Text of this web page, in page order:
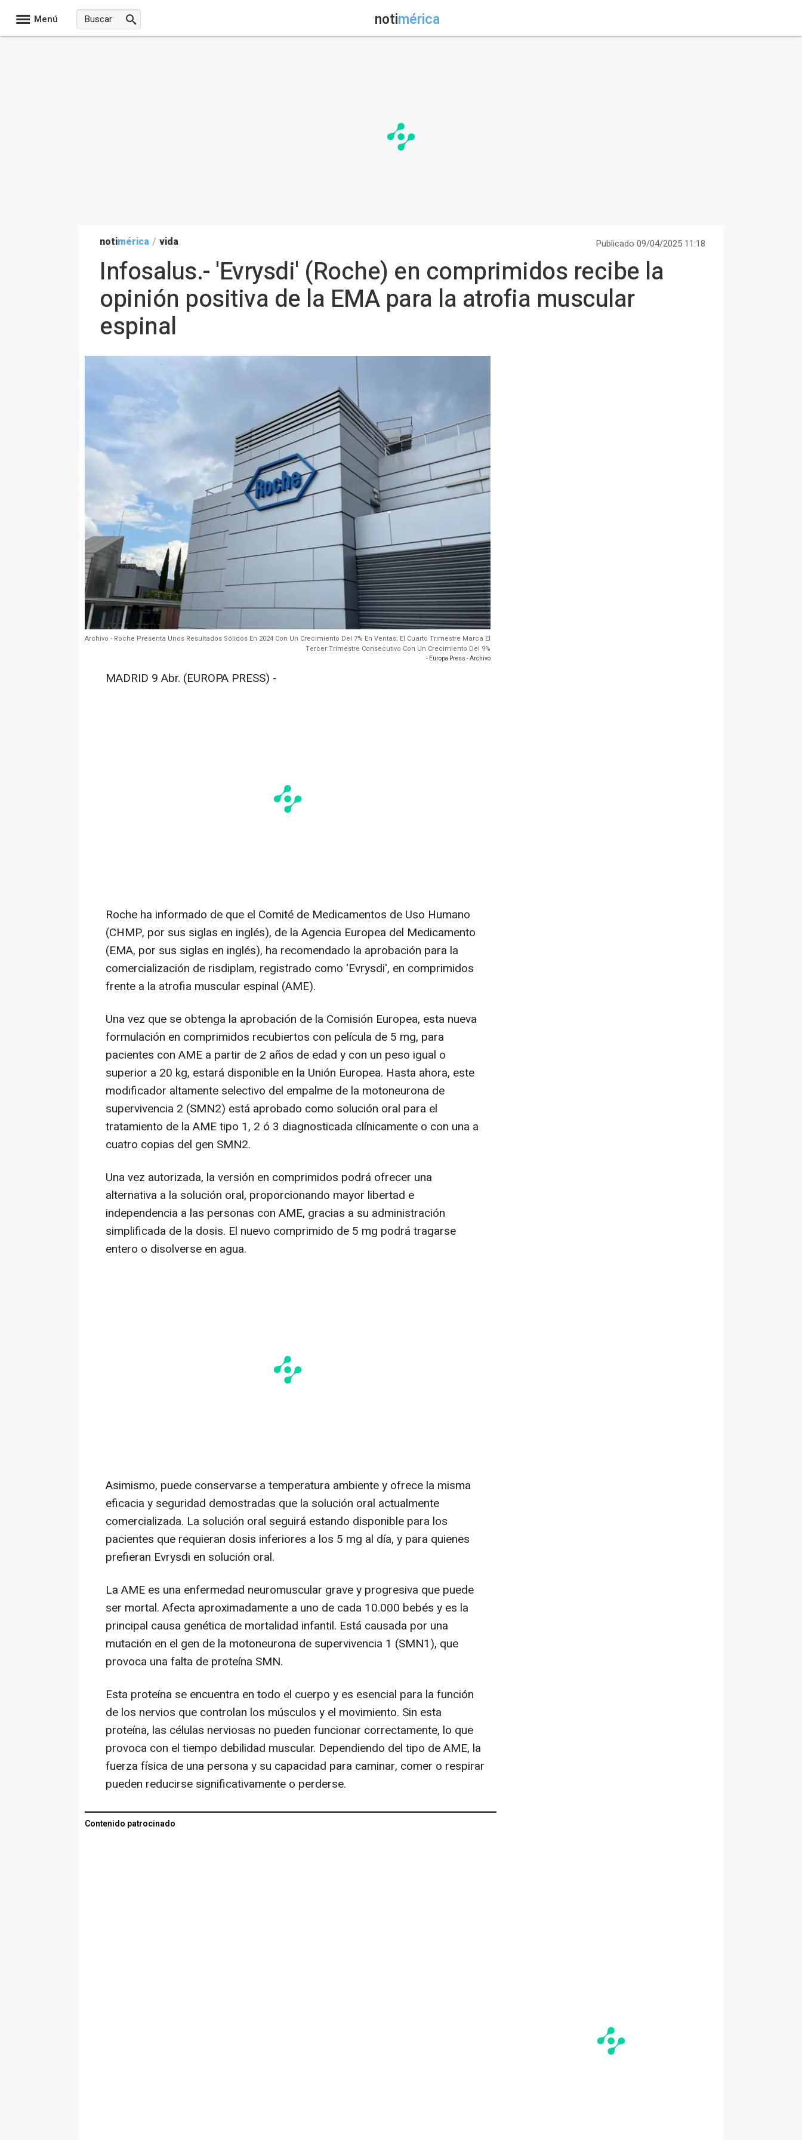
Menú notimérica
notimérica / vida Publicado 09/04/2025 11:18
Infosalus.- 'Evrysdi' (Roche) en comprimidos recibe la
opinión positiva de la EMA para la atrofia muscular
espinal
Archivo - Roche Presenta Unos Resultados Sólidos En 2024 Con Un Crecimiento Del 7% En Ventas; El Cuarto Trimestre Marca El
Tercer Trimestre Consecutivo Con Un Crecimiento Del 9%
- Europa Press - Archivo
MADRID 9 Abr. (EUROPA PRESS) -
Roche ha informado de que el Comité de Medicamentos de Uso Humano
(CHMP, por sus siglas en inglés), de la Agencia Europea del Medicamento
(EMA, por sus siglas en inglés), ha recomendado la aprobación para la
comercialización de risdiplam, registrado como 'Evrysdi', en comprimidos
frente a la atrofia muscular espinal (AME).
Una vez que se obtenga la aprobación de la Comisión Europea, esta nueva
formulación en comprimidos recubiertos con película de 5 mg, para
pacientes con AME a partir de 2 años de edad y con un peso igual o
superior a 20 kg, estará disponible en la Unión Europea. Hasta ahora, este
modificador altamente selectivo del empalme de la motoneurona de
supervivencia 2 (SMN2) está aprobado como solución oral para el
tratamiento de la AME tipo 1, 2 ó 3 diagnosticada clínicamente o con una a
cuatro copias del gen SMN2.
Una vez autorizada, la versión en comprimidos podrá ofrecer una
alternativa a la solución oral, proporcionando mayor libertad e
independencia a las personas con AME, gracias a su administración
simplificada de la dosis. El nuevo comprimido de 5 mg podrá tragarse
entero o disolverse en agua.
Asimismo, puede conservarse a temperatura ambiente y ofrece la misma
eficacia y seguridad demostradas que la solución oral actualmente
comercializada. La solución oral seguirá estando disponible para los
pacientes que requieran dosis inferiores a los 5 mg al día, y para quienes
prefieran Evrysdi en solución oral.
La AME es una enfermedad neuromuscular grave y progresiva que puede
ser mortal. Afecta aproximadamente a uno de cada 10.000 bebés y es la
principal causa genética de mortalidad infantil. Está causada por una
mutación en el gen de la motoneurona de supervivencia 1 (SMN1), que
provoca una falta de proteína SMN.
Esta proteína se encuentra en todo el cuerpo y es esencial para la función
de los nervios que controlan los músculos y el movimiento. Sin esta
proteína, las células nerviosas no pueden funcionar correctamente, lo que
provoca con el tiempo debilidad muscular. Dependiendo del tipo de AME, la
fuerza física de una persona y su capacidad para caminar, comer o respirar
pueden reducirse significativamente o perderse.
Contenido patrocinado